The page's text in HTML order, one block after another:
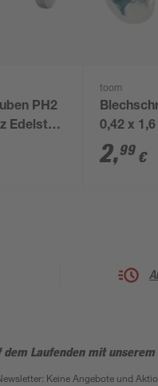
PH2
Edelstahl
50 Stück
toom
0,42 x
2,99 €
dem Laufenden mit
Keine Angebote und